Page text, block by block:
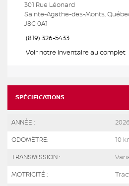
SPÉCIFICATIONS
ANNÉE : 2026
ODOMÈTRE: 10
TRANSMISSION :
MOTRICITÉ :
301 Rue Léonard
Sainte-Agathe-des-Monts,
J8C 0A1
(819) 326-5433
Voir notre inventaire au complet